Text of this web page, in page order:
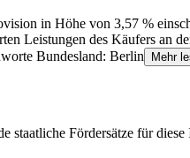
in Höhe von 3,57 %
Leistungen des Käufers an
Bundesland: Berlin
Mehr
staatliche Fördersätze für